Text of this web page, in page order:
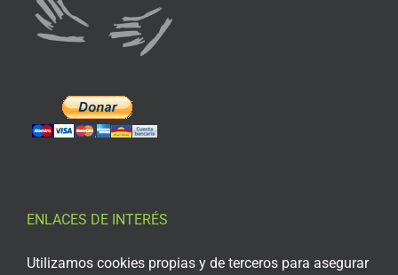
ENLACES DE INTERÉS
Aviso Legal
Utilizamos cookies propias y de terceros para asegurar